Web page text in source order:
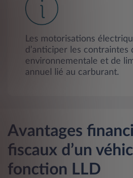
Les motorisations
d’anticiper les contraintes
environnementale et de
annuel lié au carburant.
Avantages
fiscaux d’un
fonction LLD